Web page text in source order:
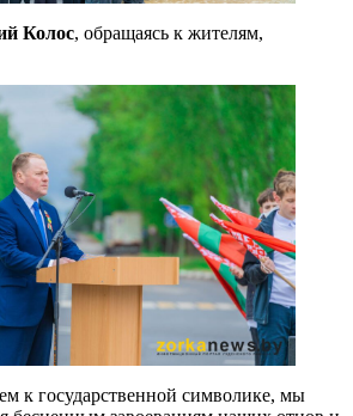
Колос, обращаясь к жителям,
к государственной символике, мы